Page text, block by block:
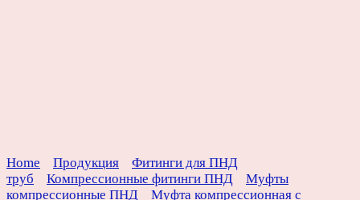
Home Продукция
Фитинги для ПНД
труб
Компрессионные фитинги ПНД
Муфты
компрессионные ПНД
Муфта компрессионная с